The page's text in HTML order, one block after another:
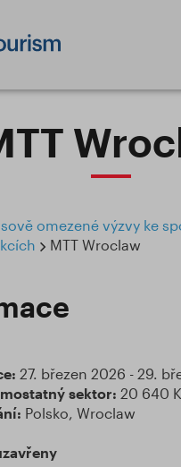
omezené výzvy ke
MTT Wroclaw
27. březen 2026 - 29.
sektor: 20 640
Polsko, Wroclaw